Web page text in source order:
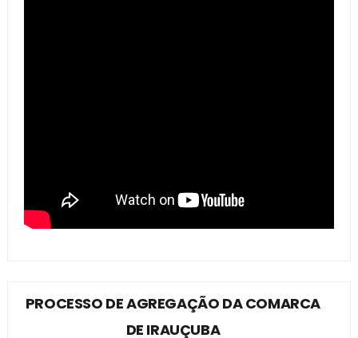
PROCESSO DE AGREGAÇÃO DA COMARCA
DE IRAUÇUBA